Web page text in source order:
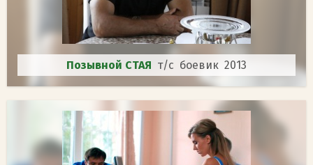
Позывной СТАЯ т/с боевик 2013